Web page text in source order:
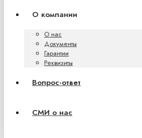
О компании
О нас
Документы
Гарантии
Реквизиты
Вопрос-ответ
СМИ о нас